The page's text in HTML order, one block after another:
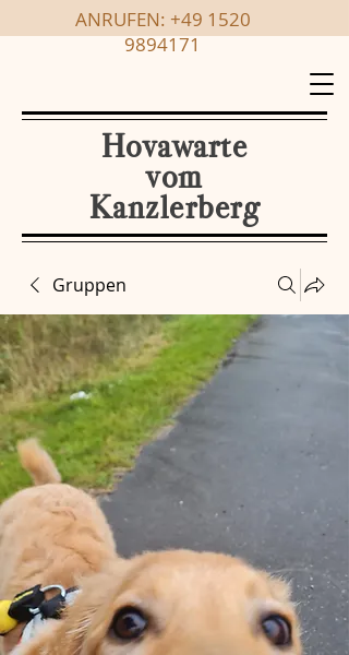
Hovawarte
vom
Kanzlerberg
ANRUFEN: +49 1520
9894171
Gruppen